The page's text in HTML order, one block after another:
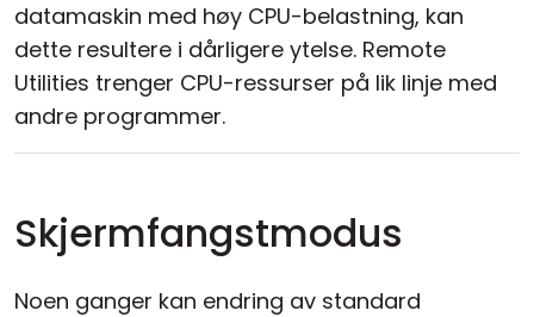
datamaskin med høy CPU-belastning, kan
dette resultere i dårligere ytelse. Remote
Utilities trenger CPU-ressurser på lik linje med
andre programmer.
Skjermfangstmodus
Noen ganger kan endring av standard